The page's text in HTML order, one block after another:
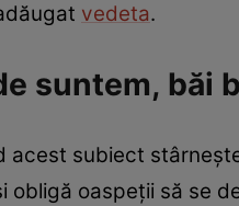
vedeta.
suntem, băi
subiect
oaspeții să se